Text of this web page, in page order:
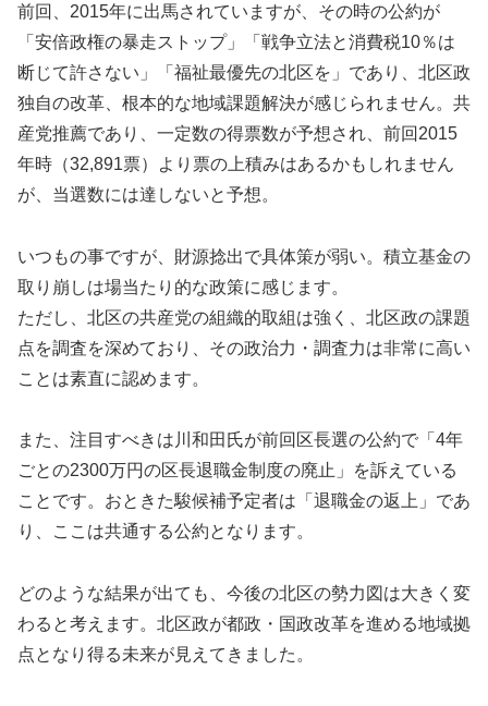
前回、2015年に出馬されていますが、その時の公約が
「安倍政権の暴走ストップ」「戦争立法と消費税10％は
断じて許さない」「福祉最優先の北区を」であり、北区政
独自の改革、根本的な地域課題解決が感じられません。共
産党推薦であり、一定数の得票数が予想され、前回2015
年時（32,891票）より票の上積みはあるかもしれません
が、当選数には達しないと予想。
いつもの事ですが、財源捻出で具体策が弱い。積立基金の
取り崩しは場当たり的な政策に感じます。
ただし、北区の共産党の組織的取組は強く、北区政の課題
点を調査を深めており、その政治力・調査力は非常に高い
ことは素直に認めます。
また、注目すべきは川和田氏が前回区長選の公約で「4年
ごとの2300万円の区長退職金制度の廃止」を訴えている
ことです。おときた駿候補予定者は「退職金の返上」であ
り、ここは共通する公約となります。
どのような結果が出ても、今後の北区の勢力図は大きく変
わると考えます。北区政が都政・国政改革を進める地域拠
点となり得る未来が見えてきました。